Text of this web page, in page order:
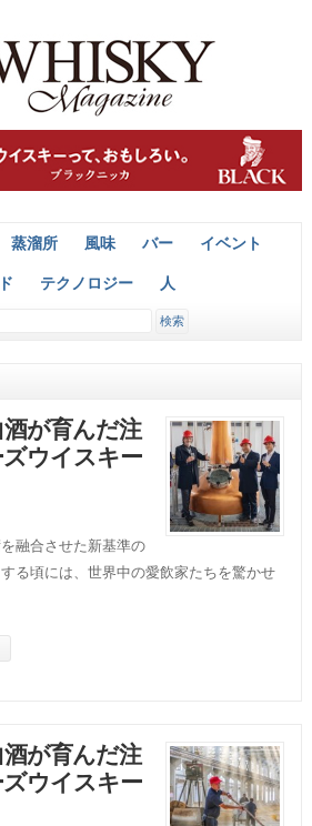
蒸溜所 風味 バー イベント
テクノロジー 人
が育んだ注
ウイスキー
融合させた新基準の
る頃には、世界中の愛飲家たちを驚かせ
が育んだ注
ウイスキー